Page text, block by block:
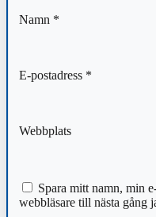
Namn *
E-postadress *
Webbplats
Spara mitt namn, min
webbläsare till nästa gång